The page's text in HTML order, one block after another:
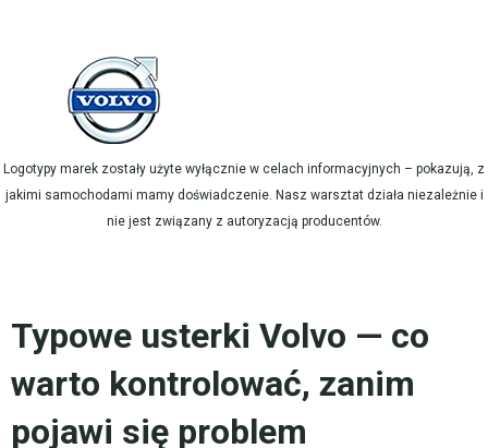
Logotypy marek zostały użyte wyłącznie w celach informacyjnych – pokazują, z
jakimi samochodami mamy doświadczenie. Nasz warsztat działa niezależnie i
nie jest związany z autoryzacją producentów.
Typowe usterki Volvo — co
warto kontrolować, zanim
pojawi się problem